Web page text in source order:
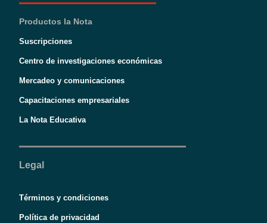
Productos la Nota
Suscripciones
Centro de investigaciones económicas
Mercadeo y comunicaciones
Capacitaciones empresariales
La Nota Educativa
Legal
Términos y condiciones
Política de privacidad